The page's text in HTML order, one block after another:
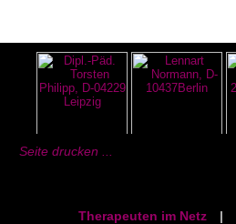
Seite drucken ...
Therapeuten im Netz |